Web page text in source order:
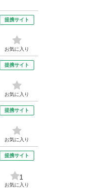
提携サイト
お気に入り
提携サイト
お気に入り
提携サイト
お気に入り
提携サイト
1
お気に入り